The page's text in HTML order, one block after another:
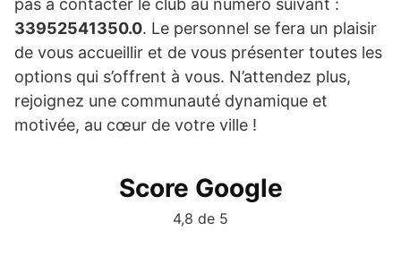
pas à contacter le club au numéro suivant :
33952541350.0. Le personnel se fera un plaisir
de vous accueillir et de vous présenter toutes les
options qui s’offrent à vous. N’attendez plus,
rejoignez une communauté dynamique et
motivée, au cœur de votre ville !
Score Google
4,8 de 5